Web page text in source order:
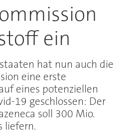
ein
hat nun auch die
eine erste
eines potenziellen
19 geschlossen: Der
soll 300 Mio.
liefern.